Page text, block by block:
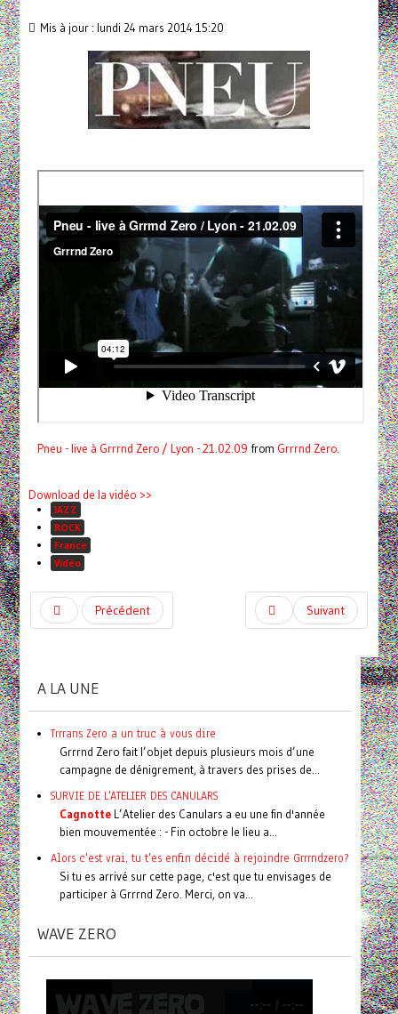
Mis à jour : lundi 24 mars 2014 15:20
Pneu - live à Grrrnd Zero / Lyon - 21.02.09 from Grrrnd Zero.
Download de la vidéo >>
JAZZ
ROCK
France
Vidéo
Précédent Suivant
A LA UNE
Trrrans Zero a un truc à vous dire
Grrrnd Zero fait l’objet depuis plusieurs mois d’une
campagne de dénigrement, à travers des prises de...
SURVIE DE L'ATELIER DES CANULARS
CagnotteL’Atelier des Canulars a eu une fin d'année
bien mouvementée : - Fin octobre le lieu a...
Alors c'est vrai, tu t'es enfin décidé à rejoindre Grrrndzero?
Si tu es arrivé sur cette page, c'est que tu envisages de
participer à Grrrnd Zero. Merci, on va...
WAVE ZERO